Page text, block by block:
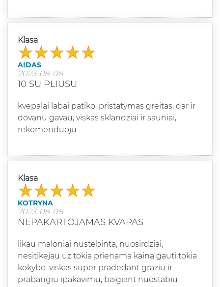
Klasa
AIDAS
2023-08-08
10 SU PLIUSU
kvepalai labai patiko, pristatymas greitas, dar ir
dovanu gavau, viskas sklandziai ir sauniai,
rekomenduoju
Klasa
KOTRYNA
2023-08-08
NEPAKARTOJAMAS KVAPAS
likau maloniai nustebinta, nuosirdziai,
nesitikejau uz tokia prienama kaina gauti tokia
kokybe. viskas super pradedant graziu ir
prabangiu ipakavimu, baigiant nuostabiu